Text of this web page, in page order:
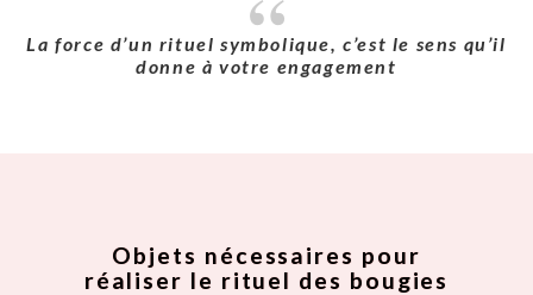
La force d’un rituel symbolique, c’est le sens qu’il
donne à votre engagement
Objets nécessaires pour
réaliser le rituel des bougies